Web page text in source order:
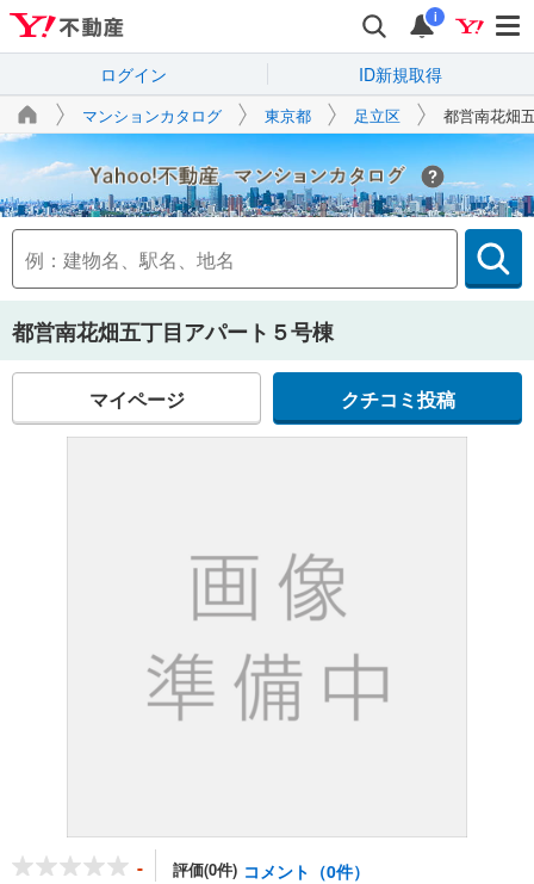
i
ログイン ID新規取得
マンションカタログ 東京都 足立区 都営南花畑
Yahoo!不動産
都営南花畑五丁目アパート５号棟
マイページ クチコミ投稿
- 評価(0件) コメント（0件）